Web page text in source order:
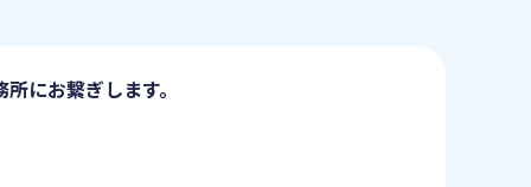
にお繋ぎします。